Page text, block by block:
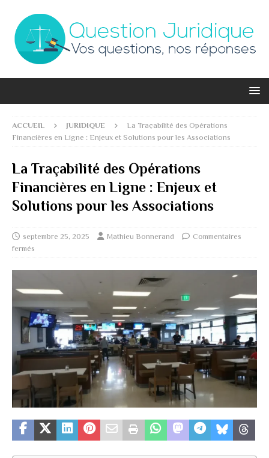
ACCUEIL JURIDIQUE
La Traçabilité des Opérations
Financières en Ligne : Enjeux et Solutions pour les Associations
La Traçabilité des Opérations
Financières en Ligne : Enjeux et
Solutions pour les Associations
septembre 25, 2025 Mathieu Bonnerand
Commentaires
fermés